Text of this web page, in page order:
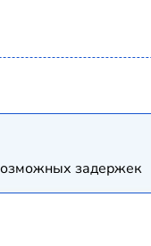
задержек